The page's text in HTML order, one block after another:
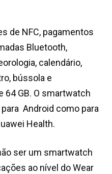
de NFC, pagamentos
Bluetooth,
calendário,
bússola e
64 GB. O smartwatch
Android como para
Health.
ser um smartwatch
ao nível do Wear